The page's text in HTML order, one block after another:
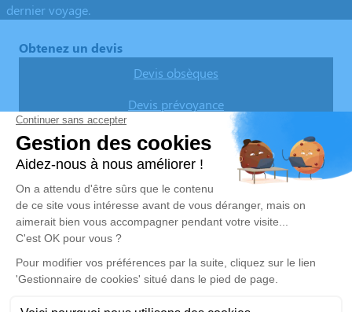
dernier voyage.
Obtenez un devis
Devis obsèques
Devis prévoyance
Devis marbrerie
Notre agence
Pompes Funèbres des Thermes
06 44 63 24 68
pf.des-thermes@orange.fr
44 rue des Romains – 57360 – Amnéville
4.7/5 – 35 avis